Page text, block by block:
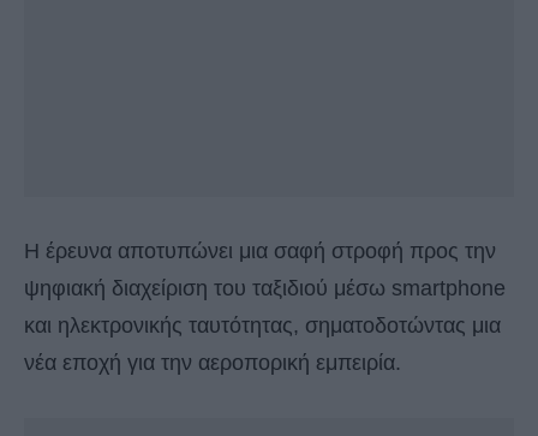
Η έρευνα αποτυπώνει μια σαφή στροφή προς την
ψηφιακή διαχείριση του ταξιδιού μέσω smartphone
και ηλεκτρονικής ταυτότητας, σηματοδοτώντας μια
νέα εποχή για την αεροπορική εμπειρία.